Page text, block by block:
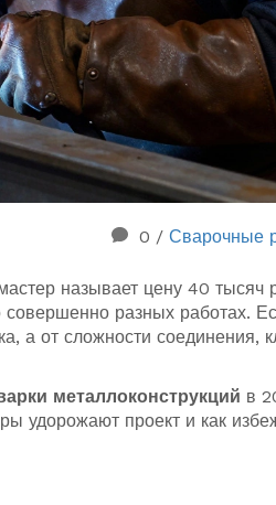
0 / Сварочные
называет цену 40 тысяч
совершенно разных работах.
а от сложности соединения,
металлоконструкций в
удорожают проект и как